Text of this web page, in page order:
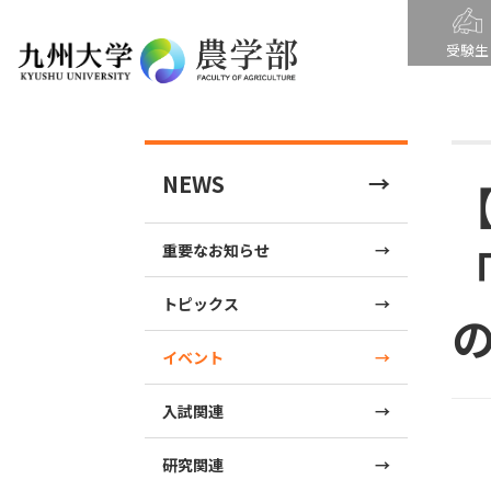
受験生
NEWS
重要なお知らせ
トピックス
イベント
入試関連
研究関連